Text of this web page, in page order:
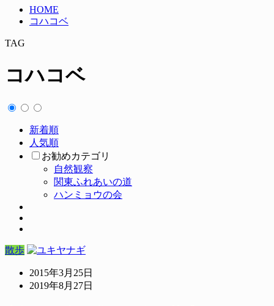
HOME
コハコベ
TAG
コハコベ
新着順
人気順
お勧めカテゴリ
自然観察
関東ふれあいの道
ハンミョウの会
散歩
2015年3月25日
2019年8月27日